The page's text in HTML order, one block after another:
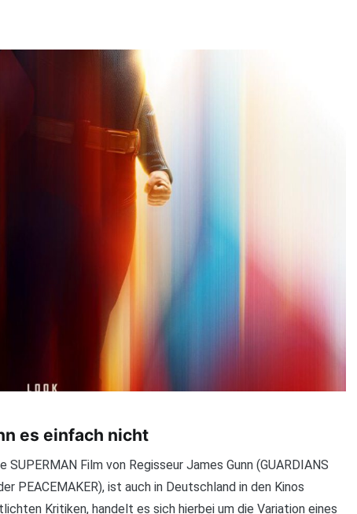
es einfach nicht
Film von Regisseur James Gunn (GUARDIANS
PEACEMAKER), ist auch in Deutschland in den Kinos
Kritiken, handelt es sich hierbei um die Variation eines